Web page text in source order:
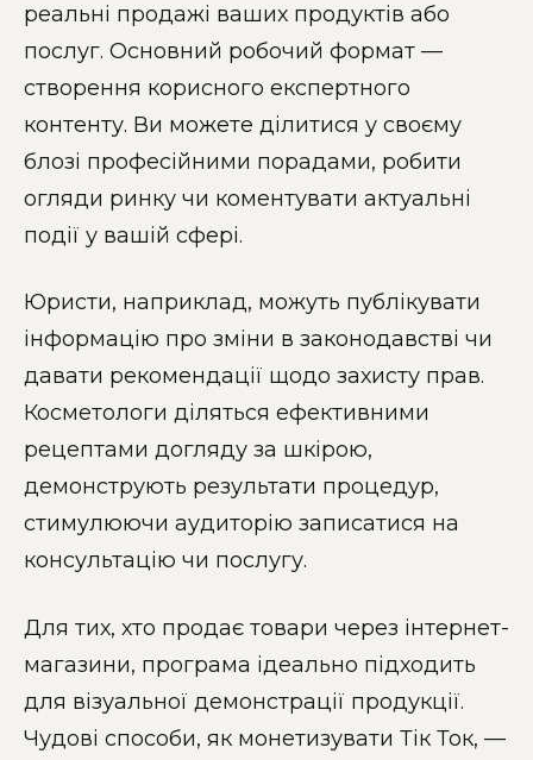
реальні продажі ваших продуктів або
послуг. Основний робочий формат —
створення корисного експертного
контенту. Ви можете ділитися у своєму
блозі професійними порадами, робити
огляди ринку чи коментувати актуальні
події у вашій сфері.
Юристи, наприклад, можуть публікувати
інформацію про зміни в законодавстві чи
давати рекомендації щодо захисту прав.
Косметологи діляться ефективними
рецептами догляду за шкірою,
демонструють результати процедур,
стимулюючи аудиторію записатися на
консультацію чи послугу.
Для тих, хто продає товари через інтернет-
магазини, програма ідеально підходить
для візуальної демонстрації продукції.
Чудові способи, як монетизувати Тік Ток, —